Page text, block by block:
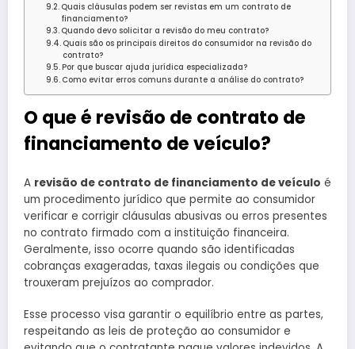
Quais cláusulas podem ser revistas em um contrato de
financiamento?
Quando devo solicitar a revisão do meu contrato?
Quais são os principais direitos do consumidor na revisão do
contrato?
Por que buscar ajuda jurídica especializada?
Como evitar erros comuns durante a análise do contrato?
O que é revisão de contrato de
financiamento de veículo?
A revisão de contrato de financiamento de veículo é
um procedimento jurídico que permite ao consumidor
verificar e corrigir cláusulas abusivas ou erros presentes
no contrato firmado com a instituição financeira.
Geralmente, isso ocorre quando são identificadas
cobranças exageradas, taxas ilegais ou condições que
trouxeram prejuízos ao comprador.
Esse processo visa garantir o equilíbrio entre as partes,
respeitando as leis de proteção ao consumidor e